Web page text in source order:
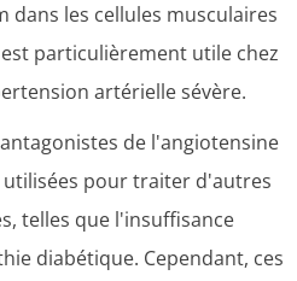
dans les cellules musculaires
particulièrement utile chez
artérielle sévère.
de l'angiotensine
pour traiter d'autres
telles que l'insuffisance
diabétique. Cependant, ces